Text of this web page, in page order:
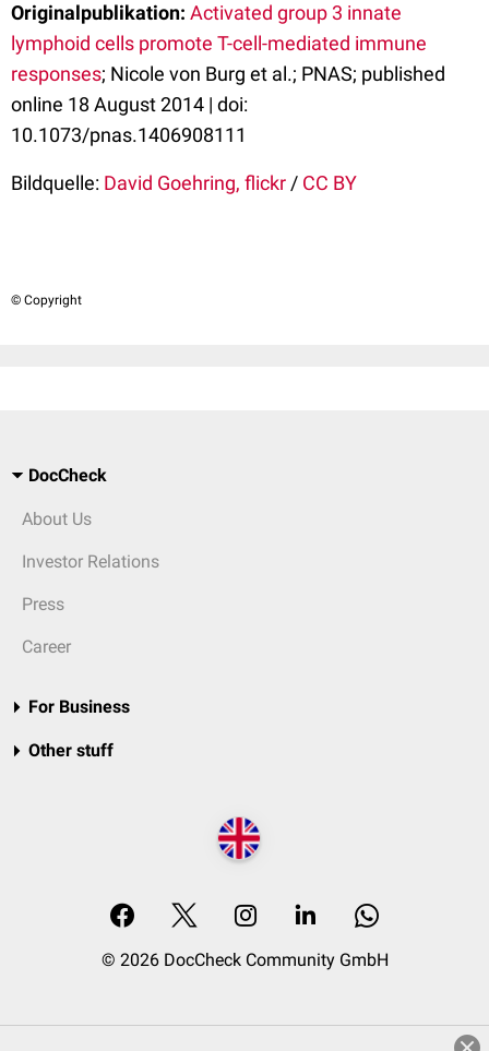
Originalpublikation: Activated group 3 innate
lymphoid cells promote T-cell-mediated immune
responses; Nicole von Burg et al.; PNAS; published
online 18 August 2014 | doi:
10.1073/pnas.1406908111
Bildquelle: David Goehring, flickr / CC BY
© Copyright
DocCheck
About Us
Investor Relations
Press
Career
For Business
Other stuff
© 2026 DocCheck Community GmbH